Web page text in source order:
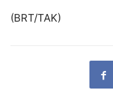
(BRT/TAK)